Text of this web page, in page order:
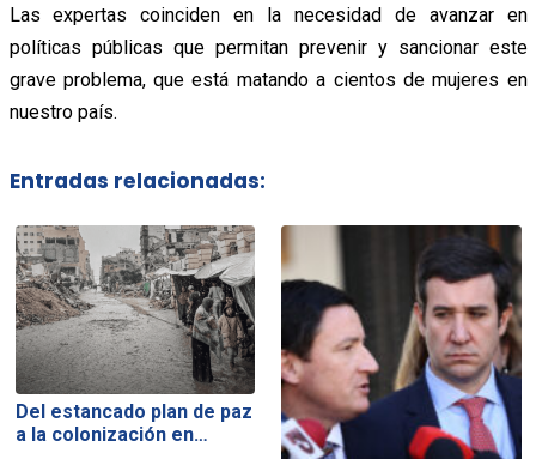
Las expertas coinciden en la necesidad de avanzar en
políticas públicas que permitan prevenir y sancionar este
grave problema, que está matando a cientos de mujeres en
nuestro país.
Entradas relacionadas:
Del estancado plan de paz
a la colonización en…